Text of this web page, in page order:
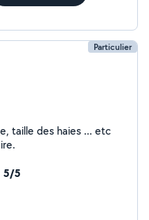
Particulier
taille des haies ... etc
5/5